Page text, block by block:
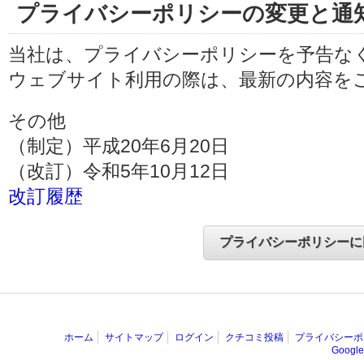
プライバシーポリシーの変更と通
当社は、プライバシーポリシーを予告
ウェブサイト利用の際は、最新の内容を
その他
（制定）平成20年6月20日
（改訂）令和5年10月12日
改訂履歴
ホーム サイトマップ ログイン クチコミ投稿
プライバシー